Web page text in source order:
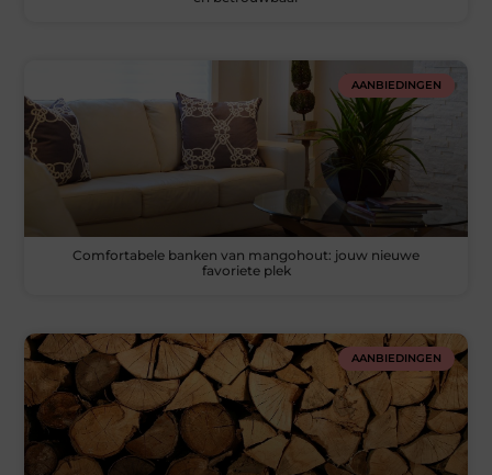
AANBIEDINGEN
Comfortabele banken van mangohout: jouw nieuwe
favoriete plek
AANBIEDINGEN